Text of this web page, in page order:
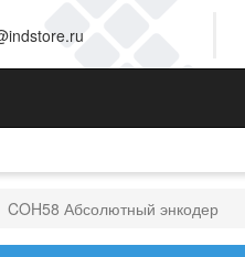
COH58 Абсолютный энкодер